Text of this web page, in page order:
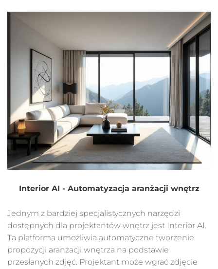
Interior AI - Automatyzacja aranżacji wnętrz
Jednym z bardziej specjalistycznych narzędzi
dostępnych dla projektantów wnętrz jest Interior AI.
Ta platforma umożliwia automatyczne tworzenie
propozycji aranżacji wnętrza na podstawie
przesłanych zdjęć. Projektant może wgrać zdjęcie